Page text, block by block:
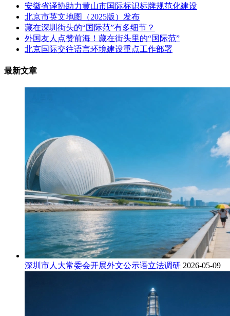
安徽省译协助力黄山市国际标识标牌规范化建设
北京市英文地图（2025版）发布
藏在深圳街头的“国际范”有多细节？
外国友人点赞前海！藏在街头里的“国际范”
北京国际交往语言环境建设重点工作部署
最新文章
深圳市人大常委会开展外文公示语立法调研 2026-05-09